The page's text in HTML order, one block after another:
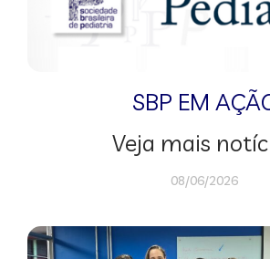
SBP EM
Veja mais
08/06/2026